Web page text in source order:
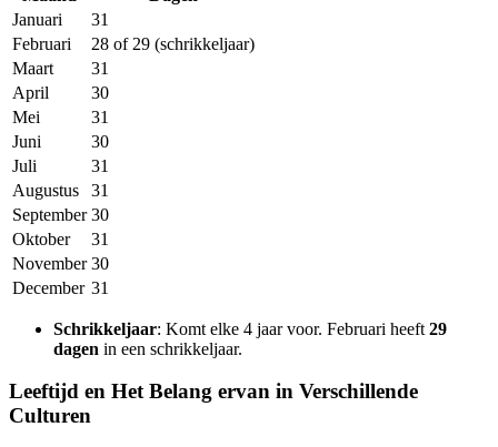
Januari
31
Februari
28 of 29 (schrikkeljaar)
Maart
31
April
30
Mei
31
Juni
30
Juli
31
Augustus
31
September 30
Oktober
31
November 30
December 31
Schrikkeljaar: Komt elke 4 jaar voor. Februari heeft 29
dagen in een schrikkeljaar.
Leeftijd en Het Belang ervan in Verschillende
Culturen